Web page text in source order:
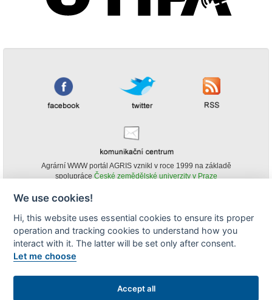
Agrární WWW portál AGRIS vznikl v roce 1999 na základě
spolupráce České zemědělské univerzity v Praze
obsahu agrárního WWW portálu AGRIS je možné
(pokud není uvedeno jinak) pouze za podmínky uvedení zdroje v podobě
www.agris.cz a data publikace v AGRISu.
We use cookies!
Hi, this website uses essential cookies to ensure its proper
operation and tracking cookies to understand how you
interact with it. The latter will be set only after consent.
Let me choose
Accept all